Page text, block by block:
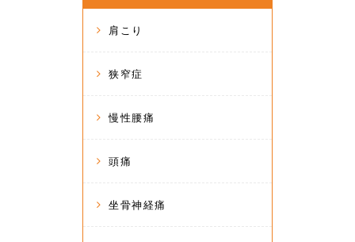
肩こり
狭窄症
慢性腰痛
頭痛
坐骨神経痛